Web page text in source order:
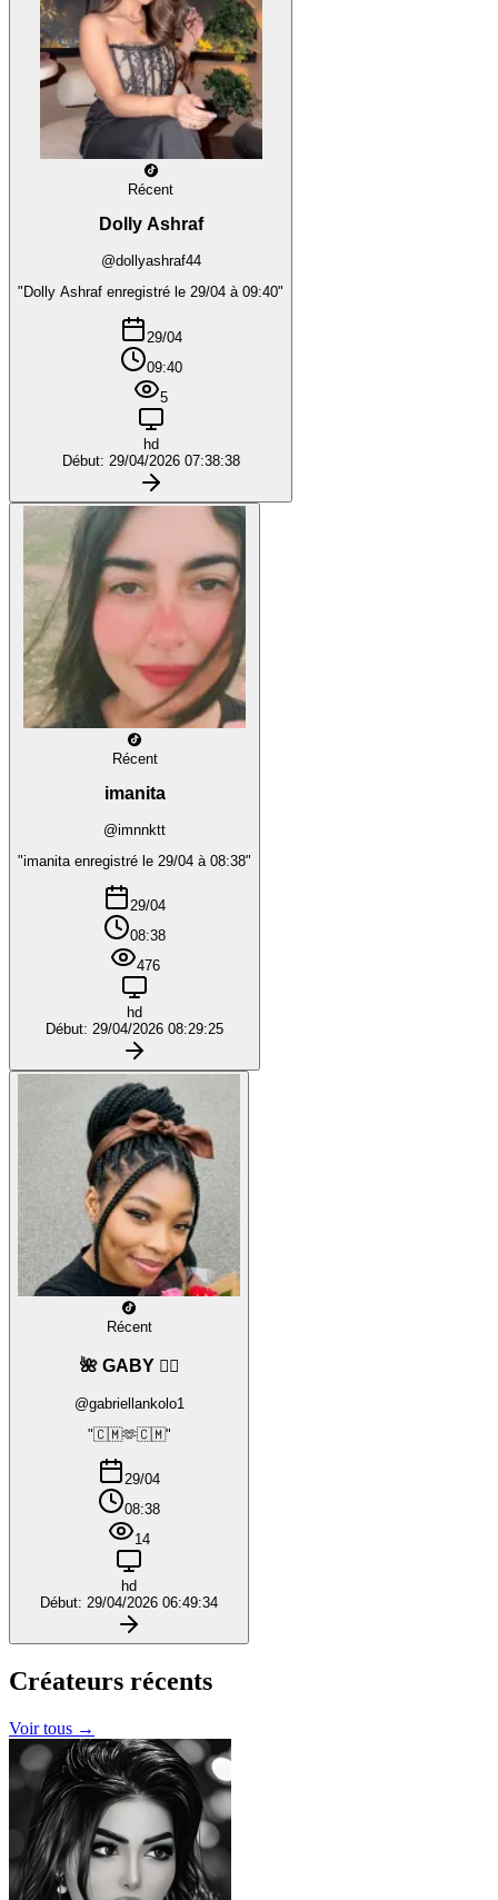
Récent
Dolly Ashraf
@dollyashraf44
"Dolly Ashraf enregistré le 29/04 à 09:40"
29/04
09:40
5
hd
Début: 29/04/2026 07:38:38
Récent
imanita
@imnnktt
"imanita enregistré le 29/04 à 08:38"
29/04
08:38
476
hd
Début: 29/04/2026 08:29:25
Récent
🌺 GABY ❤️‍🔥
@gabriellankolo1
"🇨🇲🫶🇨🇲"
29/04
08:38
14
hd
Début: 29/04/2026 06:49:34
Créateurs récents
Voir tous →